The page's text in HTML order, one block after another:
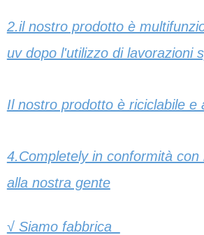
2.il nostro prodotto è
uv dopo l'utilizzo di lavorazioni
Il nostro prodotto è riciclabile e
4.Completely in conformità
alla nostra gente
√ Siamo fabbrica